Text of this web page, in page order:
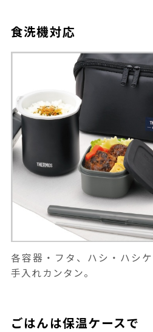
食洗機対応
各容器・フタ、ハシ・ハシ
手入れカンタン。
ごはんは保温ケースで